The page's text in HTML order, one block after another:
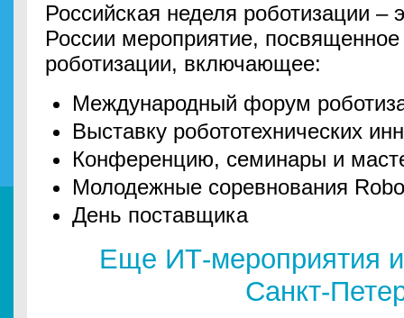
Российская неделя роботизации –
России мероприятие,
роботизации, включающее:
Международный форум
Выставку робототехнических
Конференцию, семинары и
Молодежные соревнования
День поставщика
Еще ИТ-мероприятия
Санкт-